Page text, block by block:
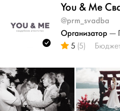
You & Me
@prm_svadba
Организатор —
5 (5)